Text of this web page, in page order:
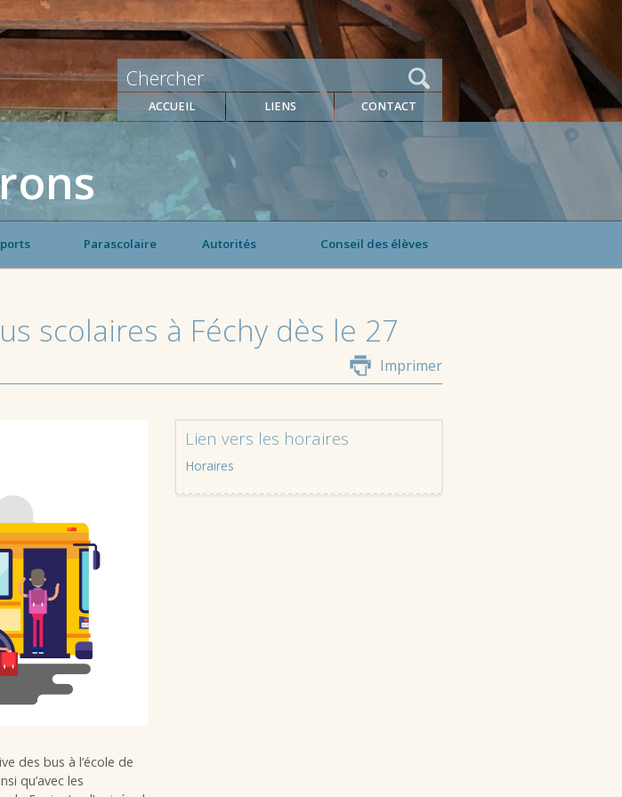
ACCUEIL LIENS CONTACT
Parascolaire Autorités Conseil des élèves
scolaires à Féchy dès le 27
Imprimer
des bus à l’école de
qu’avec les
Lien vers les horaires
Horaires